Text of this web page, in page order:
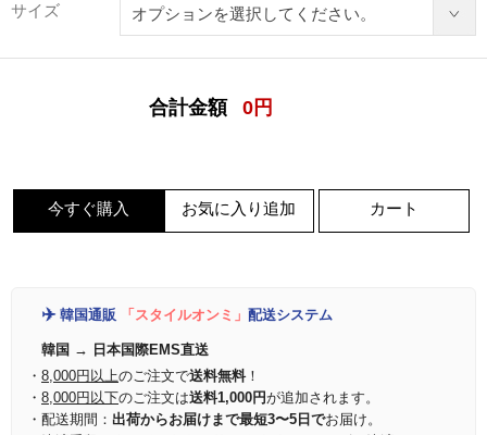
サイズ
合計金額 0 円
今すぐ購入 お気に入り追加 カート
✈️ 韓国通販 「スタイルオンミ」 配送システム
韓国 → 日本国際EMS直送
・ 8,000円以上のご注文で送料無料！
・ 8,000円以下のご注文は送料1,000円が追加されます。
・配送期間： 出荷からお届けまで最短3〜5日でお届け。